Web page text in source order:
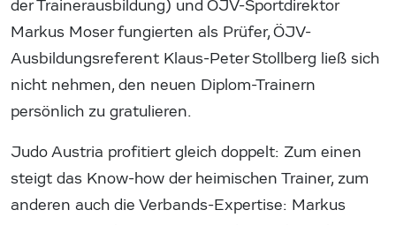
der Trainerausbildung) und ÖJV-Sportdirektor
Markus Moser fungierten als Prüfer, ÖJV-
Ausbildungsreferent Klaus-Peter Stollberg ließ sich
nicht nehmen, den neuen Diplom-Trainern
persönlich zu gratulieren.
Judo Austria profitiert gleich doppelt: Zum einen
steigt das Know-how der heimischen Trainer, zum
anderen auch die Verbands-Expertise: Markus